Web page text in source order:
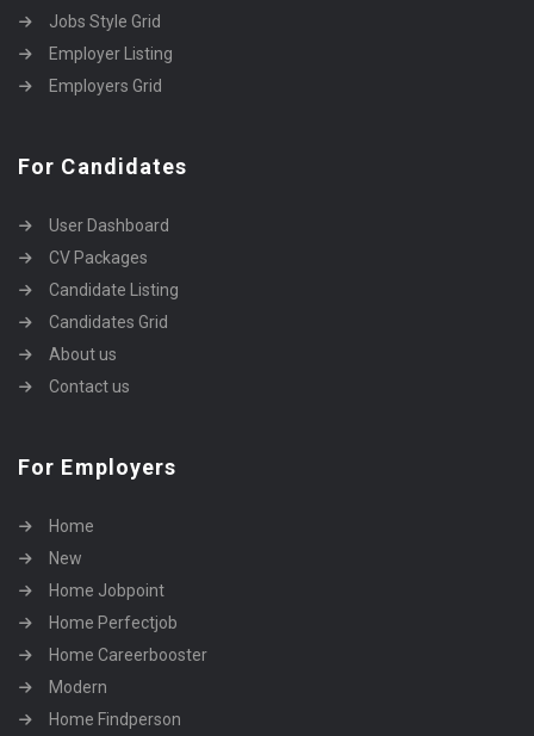
Jobs Style Grid
Employer Listing
Employers Grid
For Candidates
User Dashboard
CV Packages
Candidate Listing
Candidates Grid
About us
Contact us
For Employers
Home
New
Home Jobpoint
Home Perfectjob
Home Careerbooster
Modern
Home Findperson